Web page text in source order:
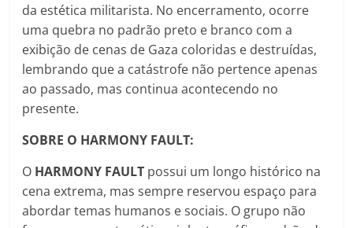
da estética militarista. No encerramento, ocorre
uma quebra no padrão preto e branco com a
exibição de cenas de Gaza coloridas e destruídas,
lembrando que a catástrofe não pertence apenas
ao passado, mas continua acontecendo no
presente.
SOBRE O HARMONY FAULT:
O HARMONY FAULT possui um longo histórico na
cena extrema, mas sempre reservou espaço para
abordar temas humanos e sociais. O grupo não